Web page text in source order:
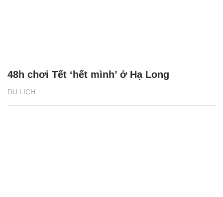
DU LỊCH
48h chơi Tết ‘hết mình’ ở Hạ Long